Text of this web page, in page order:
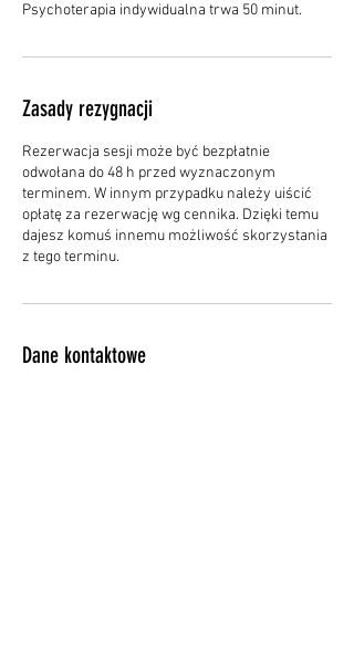
Psychoterapia indywidualna trwa 50 minut.
Zasady rezygnacji
Rezerwacja sesji może być bezpłatnie
odwołana do 48 h przed wyznaczonym
terminem. W innym przypadku należy uiścić
opłatę za rezerwację wg cennika. Dzięki temu
dajesz komuś innemu możliwość skorzystania
z tego terminu.
Dane kontaktowe